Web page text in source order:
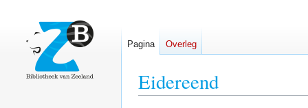
Eidereend
Pagina Overleg